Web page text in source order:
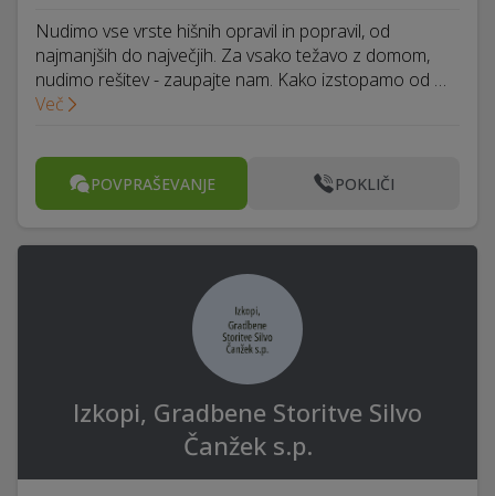
Nudimo vse vrste hišnih opravil in popravil, od
najmanjših do največjih. Za vsako težavo z domom,
nudimo rešitev - zaupajte nam. Kako izstopamo od …
Več
POVPRAŠEVANJE POKLIČI
Izkopi, Gradbene Storitve Silvo
Čanžek s.p.